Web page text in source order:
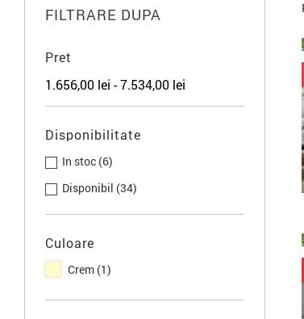
FILTRARE DUPA
Pret
1.656,00 lei - 7.534,00 lei
Disponibilitate
In stoc (6)
Disponibil (34)
Culoare
Crem (1)